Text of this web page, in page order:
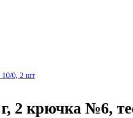
10/0, 2 шт
2 крючка №6,